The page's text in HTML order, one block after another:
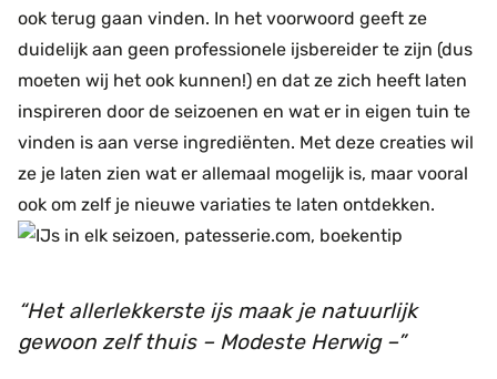
ook terug gaan vinden. In het voorwoord geeft ze
duidelijk aan geen professionele ijsbereider te zijn (dus
moeten wij het ook kunnen!) en dat ze zich heeft laten
inspireren door de seizoenen en wat er in eigen tuin te
vinden is aan verse ingrediënten. Met deze creaties wil
ze je laten zien wat er allemaal mogelijk is, maar vooral
ook om zelf je nieuwe variaties te laten ontdekken.
Het allerlekkerste ijs maak je natuurlijk
gewoon zelf thuis – Modeste Herwig –